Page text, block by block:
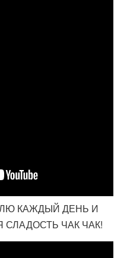
КАЖДЫЙ ДЕНЬ И
ЧАК ЧАК!